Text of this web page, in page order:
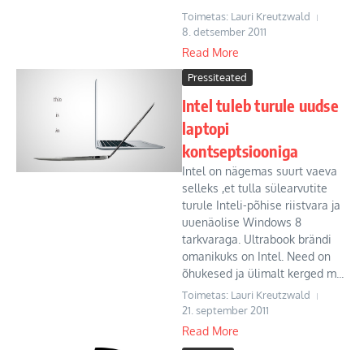
Toimetas: Lauri Kreutzwald
8. detsember 2011
Read More
Pressiteated
Intel tuleb turule uudse
laptopi
kontseptsiooniga
Intel on nägemas suurt vaeva
selleks ,et tulla sülearvutite
turule Inteli-põhise riistvara ja
uuenäolise Windows 8
tarkvaraga. Ultrabook brändi
omanikuks on Intel. Need on
õhukesed ja ülimalt kerged m...
Toimetas: Lauri Kreutzwald
21. september 2011
Read More